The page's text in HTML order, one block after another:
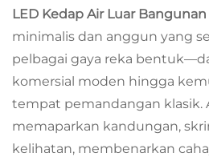
LED Kedap Air Luar Bangunan
minimalis dan anggun yang
pelbagai gaya reka
komersial moden hingga
tempat pemandangan klasik.
memaparkan kandungan,
kelihatan, membenarkan